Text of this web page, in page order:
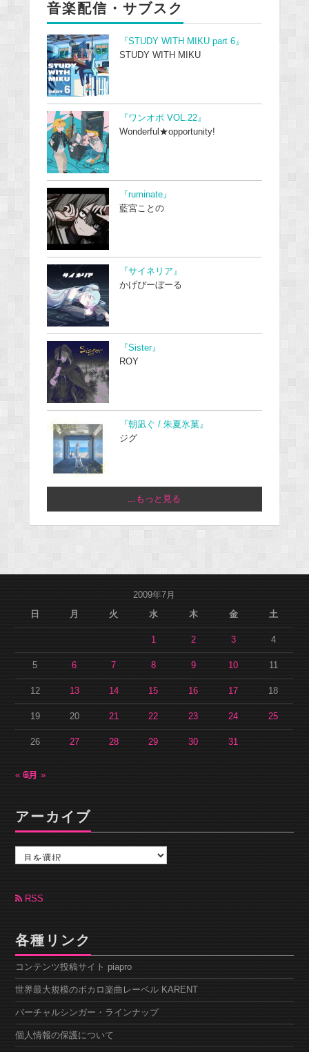
音楽配信・サブスク
『STUDY WITH MIKU part 6』
STUDY WITH MIKU
『ワンオポ VOL.22』
Wonderful★opportunity!
『ruminate』
藍宮ことの
『サイネリア』
かげぴーぼーる
『Sister』
ROY
『朝凪ぐ / 朱夏氷菓』
ジグ
...もっと見る
2009年7月
日
月 火 水 木 金 土
1 2 3 4
5 6 7 8 9 10 11
12 13 14 15 16 17 18
19 20 21 22 23 24 25
26 27 28 29 30 31
« 6月8月 »
アーカイブ
カ
ブ RSS
各種リンク
コンテンツ投稿サイト piapro
世界最大規模のボカロ楽曲レーベル KARENT
バーチャルシンガー・ラインナップ
個人情報の保護について